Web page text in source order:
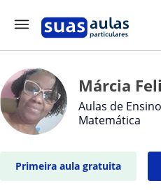
Márcia
Aulas de
Matemática
Primeira aula gratuita